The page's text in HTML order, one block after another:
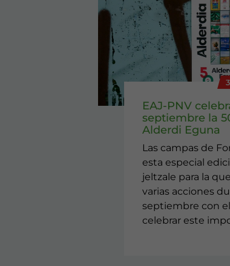
EAJ-PNV
septiembre la
Alderdi Eguna
Las campas de
esta especial
jeltzale para la
varias acciones
septiembre con
celebrar este